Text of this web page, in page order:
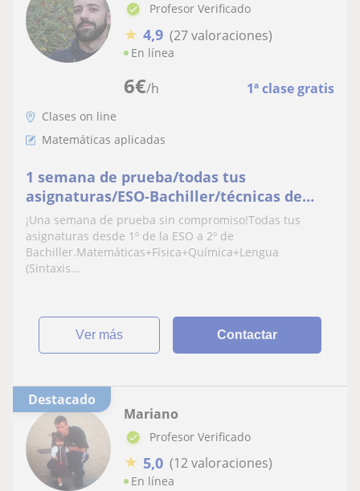
6€/h 1ª clase gratis
Profesor Verificado
★ 4,9 (27 valoraciones)
En línea
Clases on line
Matemáticas aplicadas
1 semana de prueba/todas tus
asignaturas/ESO-Bachiller/técnicas de
estudio/preparacion/Seguimiento escolar
¡Una semana de prueba sin compromiso!Todas tus
asignaturas desde 1º de la ESO a 2º de
Bachiller.Matemáticas+Física+Química+Lengua
(Sintaxis...
ver más Contactar
Destacado
Mariano
Profesor Verificado
★ 5,0 (12 valoraciones)
En línea